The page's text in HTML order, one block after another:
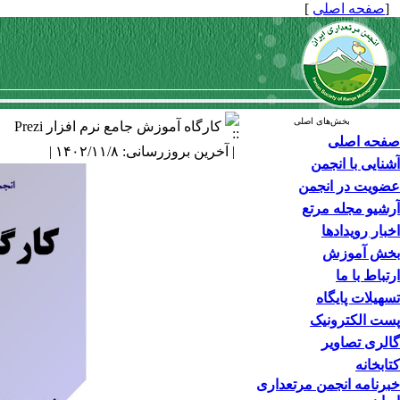
[صفحه اصلی ]
بخش‌های اصلی
صفحه اصلی
آشنایی با انجمن
عضویت در انجمن
آرشیو مجله مرتع
اخبار رویدادها
بخش آموزش
ارتباط با ما
تسهیلات پایگاه
پست الکترونیک
گالری تصاویر
کتابخانه
خبرنامه انجمن مرتعداری
کارگاه آموزش جامع نرم افزار Prezi
| آخرین بروزرسانی: ۱۴۰۲/۱۱/۸ |